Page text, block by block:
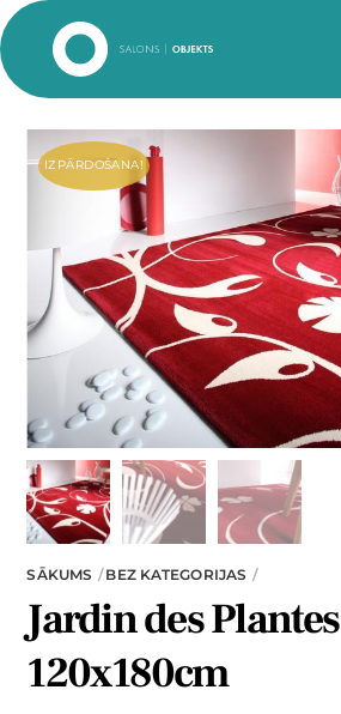
IZPĀRDOŠANA!
SĀKUMS BEZ KATEGORIJAS
Jardin des Plantes
120x180cm